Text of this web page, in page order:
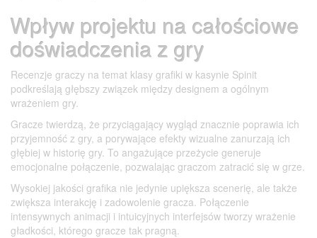
Wpływ projektu na całościowe
doświadczenia z gry
Recenzje graczy na temat klasy grafiki w kasynie Spinit
podkreślają głębszy związek między designem a ogólnym
wrażeniem gry.
Gracze twierdzą, że przyciągający wygląd znacznie poprawia ich
przyjemność z gry, a porywające efekty wizualne zanurzają ich
głębiej w historię gry. To angażujące przeżycie generuje
emocjonalne połączenie, pozwalając graczom zatracić się w grze.
Wysokiej jakości grafika nie jedynie upiększa scenerię, ale także
zwiększa interakcję i zadowolenie gracza. Połączenie
intensywnych animacji i intuicyjnych interfejsów tworzy wrażenie
gładkości, którego gracze tak pragną.